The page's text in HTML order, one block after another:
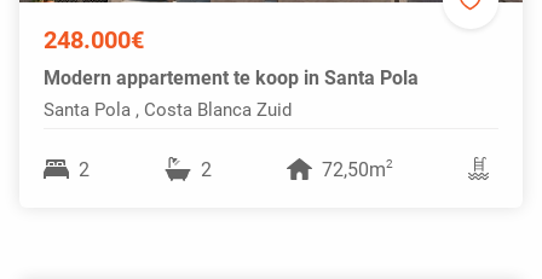
248.000€
Modern appartement te koop in Santa Pola
Santa Pola , Costa Blanca Zuid
2 2 72,50m2